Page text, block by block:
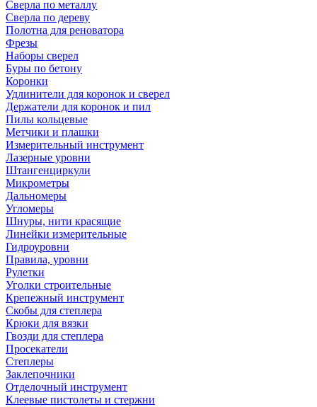
Сверла по металлу
Сверла по дереву
Полотна для реноватора
Фрезы
Наборы сверел
Буры по бетону
Коронки
Удлинители для коронок и сверел
Держатели для коронок и пил
Пилы кольцевые
Метчики и плашки
Измерительный инструмент
Лазерные уровни
Штангенциркули
Микрометры
Дальномеры
Угломеры
Шнуры, нити красящие
Линейки измерительные
Гидроуровни
Правила, уровни
Рулетки
Уголки строительные
Крепежный инструмент
Скобы для степлера
Крюки для вязки
Гвозди для степлера
Просекатели
Степлеры
Заклепочники
Отделочный инструмент
Клеевые пистолеты и стержни